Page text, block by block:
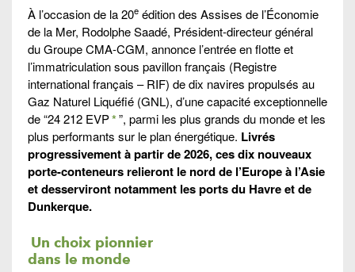
À l’occasion de la 20e édition des Assises de l’Économie
de la Mer, Rodolphe Saadé, Président-directeur général
du Groupe CMA-CGM, annonce l’entrée en flotte et
l’immatriculation sous pavillon français (Registre
international français – RIF) de dix navires propulsés au
Gaz Naturel Liquéfié (GNL), d’une capacité exceptionnelle
de “24 212 EVP*”, parmi les plus grands du monde et les
plus performants sur le plan énergétique. Livrés
progressivement à partir de 2026, ces dix nouveaux
porte-conteneurs relieront le nord de l’Europe à l’Asie
et desserviront notamment les ports du Havre et de
Dunkerque.
Un choix pionnier
dans le monde